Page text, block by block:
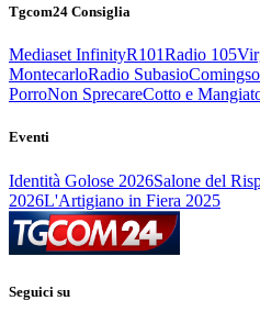
Tgcom24 Consiglia
Mediaset InfinityR101Radio 105
MontecarloRadio Subasio
PorroNon SprecareCotto e
Eventi
Identità Golose 2026Salone del
2026L'Artigiano in Fiera 2025
Seguici su